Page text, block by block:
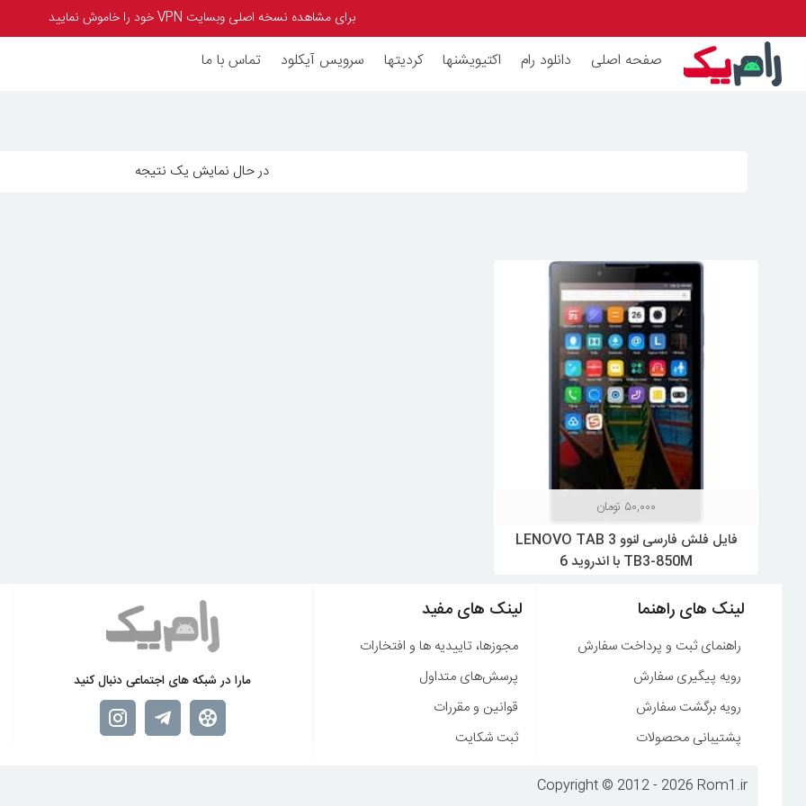
برای مشاهده نسخه اصلی وبسایت VPN خود را خاموش نمایید
صفحه اصلی دانلود رام اکتیویشنها کردیتها سرویس آیکلود تماس با ما
در حال نمایش یک نتیجه
فایل فلش فارسی لنوو LENOVO TAB 3
TB3-850M با اندروید 6
۵۰,۰۰۰ تومان
لینک های راهنما
راهنمای ثبت و پرداخت سفارش
رویه پیگیری سفارش
رویه برگشت سفارش
پشتیبانی محصولات
لینک های مفید
مجوزها، تاییدیه ها و افتخارات
پرسش‌های متداول
قوانین و مقررات
ثبت شکایت
مارا در شبکه های اجتماعی دنبال کنید
Copyright © 2012 - 2026 Rom1.ir